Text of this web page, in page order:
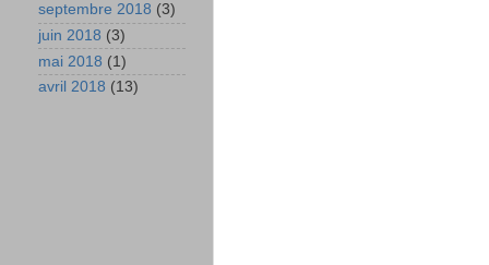
septembre 2018 (3)
juin 2018 (3)
mai 2018 (1)
avril 2018 (13)